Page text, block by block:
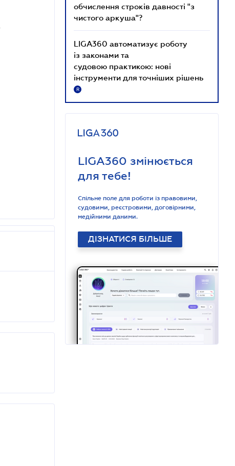
обчислення строків давності "з
чистого аркуша"?
LIGA360 автоматизує роботу
із законами та
судовою практикою: нові
інструменти для точніших рішень
R
LIGA360 змінюється
для тебе!
Спільне поле для роботи із правовими,
судовими, реєстровими, договірними,
медійними даними.
ДІЗНАТИСЯ БІЛЬШЕ